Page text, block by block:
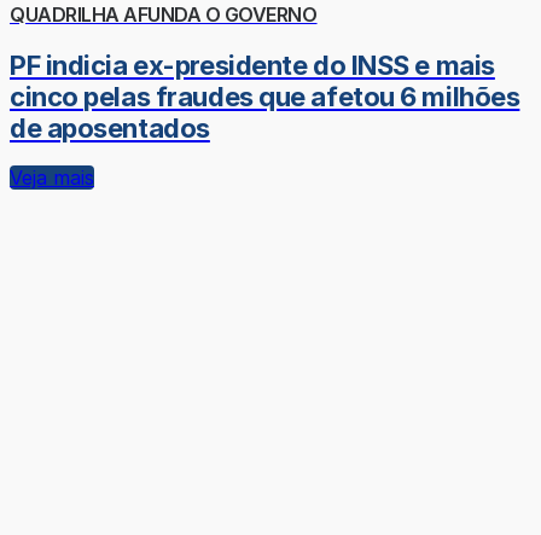
QUADRILHA AFUNDA O GOVERNO
PF indicia ex-presidente do INSS e mais
cinco pelas fraudes que afetou 6 milhões
de aposentados
Veja mais